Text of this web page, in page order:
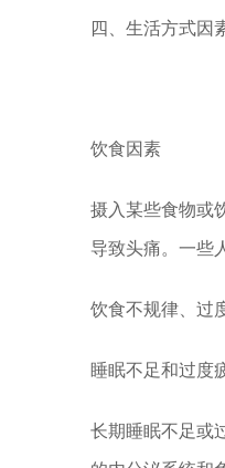
四、生活方式因
饮食因素
摄入某些食物或
导致头痛。一些
饮食不规律、过
睡眠不足和过度
长期睡眠不足或